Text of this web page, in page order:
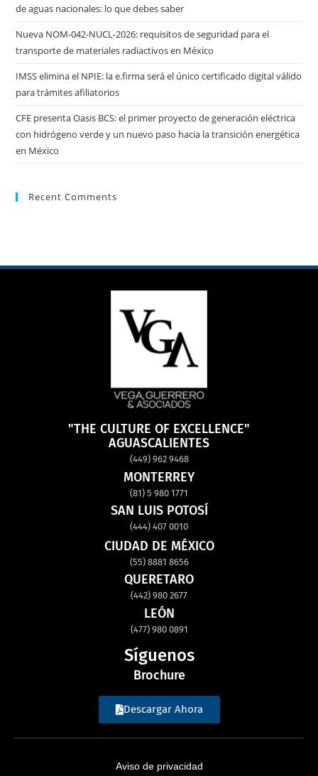
de aguas nacionales: lo que debes saber
Nueva NOM-042-NUCL-2026: requisitos de seguridad para el
transporte de materiales radiactivos en México
IMSS elimina el NPIE: la e.firma será el único certificado digital válido
para trámites afiliatorios
CFE presenta Oasis BCS: el primer proyecto de generación eléctrica
con hidrógeno verde y un nuevo paso hacia la transición energética
en México
Recent Comments
"THE CULTURE OF EXCELLENCE"
AGUASCALIENTES
(449) 962 9468
MONTERREY
(81) 5 980 1771
SAN LUIS POTOSÍ
(444) 407 0010
CIUDAD DE MÉXICO
(55) 8881 8656
QUERETARO
(442) 980 2677
LEÓN
(477) 980 0891
Síguenos
Brochure
Descargar Ahora
Aviso de privacidad